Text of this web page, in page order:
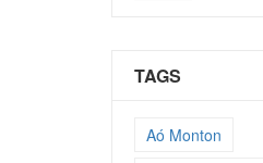
TAGS
Aó Monton